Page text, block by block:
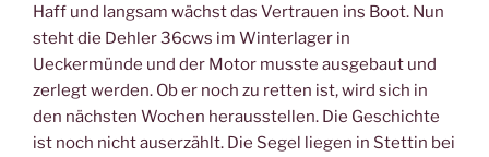
Haff und langsam wächst das Vertrauen ins Boot. Nun
steht die Dehler 36cws im Winterlager in
Ueckermünde und der Motor musste ausgebaut und
zerlegt werden. Ob er noch zu retten ist, wird sich in
den nächsten Wochen herausstellen. Die Geschichte
ist noch nicht auserzählt. Die Segel liegen in Stettin bei